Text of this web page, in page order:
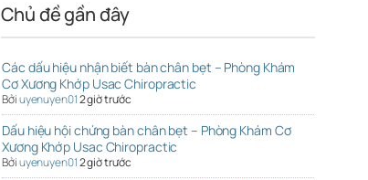
Chủ đề gần đây
Các dấu hiệu nhận biết bàn chân bẹt – Phòng Khám
Cơ Xương Khớp Usac Chiropractic
Bởiuyenuyen012 giờ trước
Dấu hiệu hội chứng bàn chân bẹt – Phòng Khám Cơ
Xương Khớp Usac Chiropractic
Bởiuyenuyen012 giờ trước